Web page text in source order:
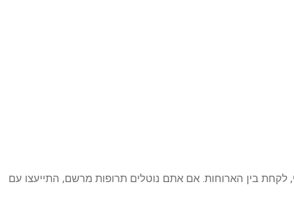
לקחת בין הארוחות. אם אתם נוטלים תרופות מרשם, התייעצו עם